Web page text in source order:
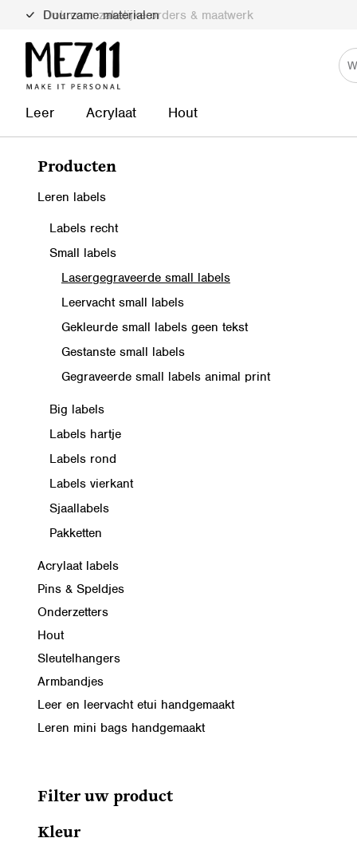
Duurzame materialen
Leer Acrylaat Hout
Producten
Leren labels
Labels recht
Small labels
Lasergegraveerde small labels
Leervacht small labels
Gekleurde small labels geen tekst
Gestanste small labels
Gegraveerde small labels animal print
Big labels
Labels hartje
Labels rond
Labels vierkant
Sjaallabels
Pakketten
Acrylaat labels
Pins & Speldjes
Onderzetters
Hout
Sleutelhangers
Armbandjes
Leer en leervacht etui handgemaakt
Leren mini bags handgemaakt
Filter uw product
Kleur